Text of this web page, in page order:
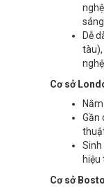
Dễ
tàu),
Cơ sở
Gần
Sinh
Cơ sở